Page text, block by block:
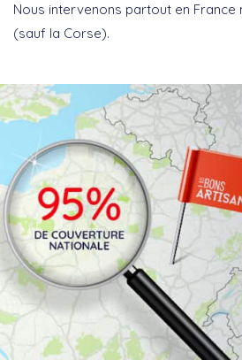
Nous intervenons partout en France
(sauf la Corse).